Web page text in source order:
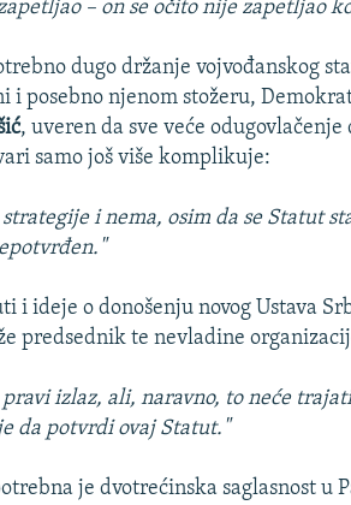
– on se očito nije zapetljao
dugo držanje vojvođanskog
i posebno njenom stožeru,
, uveren da sve veće
samo još više komplikuje:
i nema, osim da se Statut
i ideje o donošenju novog Ustava
predsednik te nevladine
pravi izlaz, ali, naravno, to neće
da potvrdi ovaj Statut."
je dvotrećinska saglasnost u